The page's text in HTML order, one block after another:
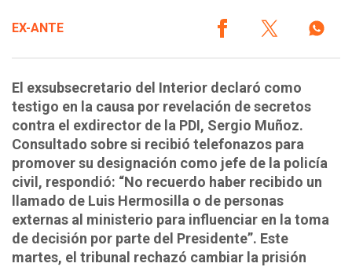
EX-ANTE
El exsubsecretario del Interior declaró como
testigo en la causa por revelación de secretos
contra el exdirector de la PDI, Sergio Muñoz.
Consultado sobre si recibió telefonazos para
promover su designación como jefe de la policía
civil, respondió: “No recuerdo haber recibido un
llamado de Luis Hermosilla o de personas
externas al ministerio para influenciar en la toma
de decisión por parte del Presidente”. Este
martes, el tribunal rechazó cambiar la prisión